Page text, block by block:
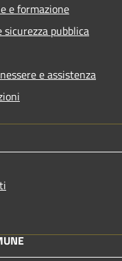
e formazione
sicurezza pubblica
e assistenza